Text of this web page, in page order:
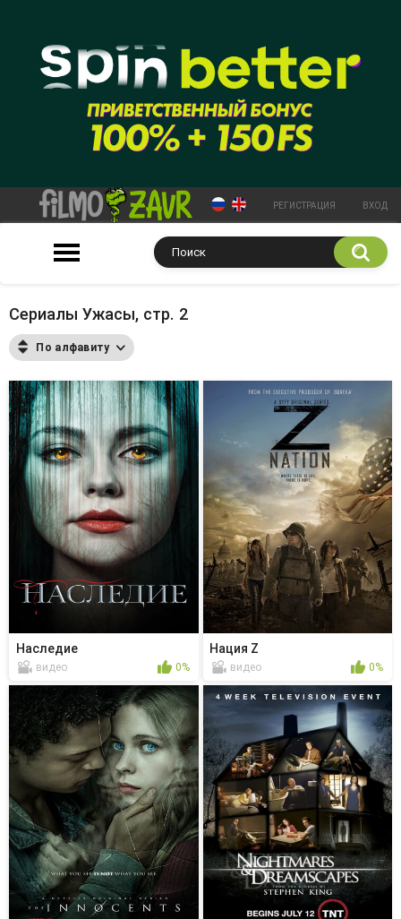
РЕГИСТРАЦИЯ ВХОД
Сериалы Ужасы, стр. 2
По алфавиту
Наследие
видео 0%
Нация Z
видео 0%